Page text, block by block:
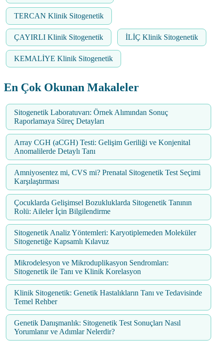
TERCAN Klinik Sitogenetik
ÇAYIRLI Klinik Sitogenetik İLİÇ Klinik Sitogenetik
KEMALİYE Klinik Sitogenetik
En Çok Okunan Makaleler
Sitogenetik Laboratuvarı: Örnek Alımından Sonuç
Raporlamaya Süreç Detayları
Array CGH (aCGH) Testi: Gelişim Geriliği ve Konjenital
Anomalilerde Detaylı Tanı
Amniyosentez mi, CVS mi? Prenatal Sitogenetik Test Seçimi
Karşılaştırması
Çocuklarda Gelişimsel Bozukluklarda Sitogenetik Tanının
Rolü: Aileler İçin Bilgilendirme
Sitogenetik Analiz Yöntemleri: Karyotiplemeden Moleküler
Sitogenetiğe Kapsamlı Kılavuz
Mikrodelesyon ve Mikroduplikasyon Sendromları:
Sitogenetik ile Tanı ve Klinik Korelasyon
Klinik Sitogenetik: Genetik Hastalıkların Tanı ve Tedavisinde
Temel Rehber
Genetik Danışmanlık: Sitogenetik Test Sonuçları Nasıl
Yorumlanır ve Adımlar Nelerdir?